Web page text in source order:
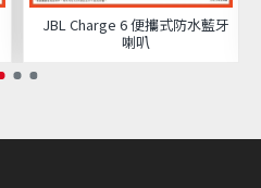
JBL Charge 6 便攜式防水藍牙
喇叭